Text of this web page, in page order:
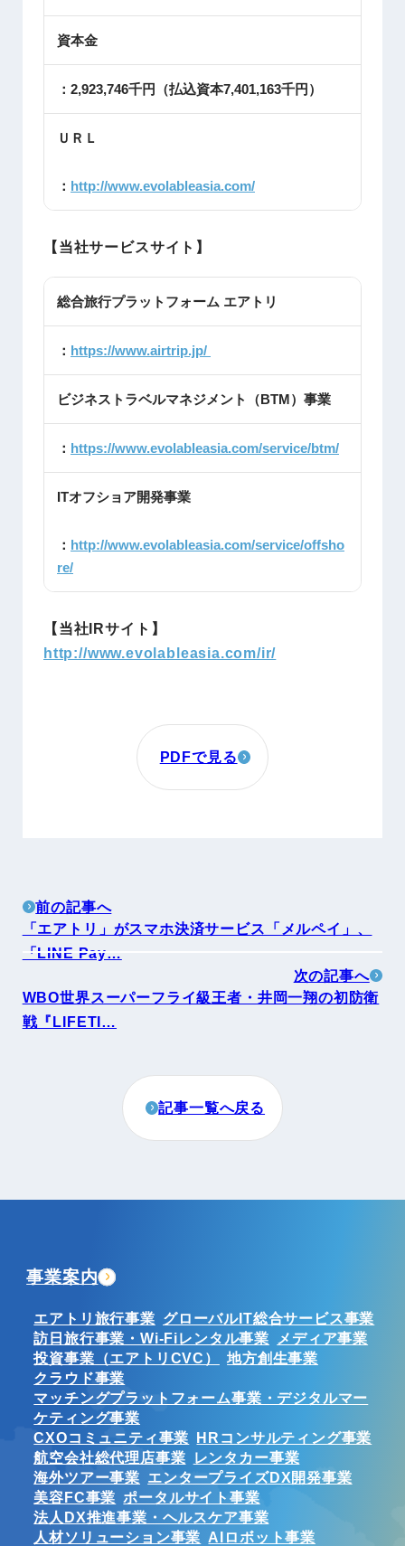
資本金
：2,923,746千円（払込資本7,401,163千円）
ＵＲＬ
： http://www.evolableasia.com/
【当社サービスサイト】
総合旅行プラットフォーム エアトリ
： https://www.airtrip.jp/
ビジネストラベルマネジメント（BTM）事業
： https://www.evolableasia.com/service/btm/
ITオフショア開発事業
： http://www.evolableasia.com/service/offsho
re/
【当社IRサイト】
http://www.evolableasia.com/ir/
PDFで見る
前の記事へ
「エアトリ」がスマホ決済サービス「メルペイ」、
「LINE Pay…
次の記事へ
WBO世界スーパーフライ級王者・井岡一翔の初防衛
戦『LIFETI…
記事一覧へ戻る
事業案内
エアトリ旅行事業 グローバルIT総合サービス事業
訪日旅行事業・Wi-Fiレンタル事業
メディア事業
投資事業（エアトリCVC）
地方創生事業
クラウド事業
マッチングプラットフォーム事業・デジタルマー
ケティング事業
CXOコミュニティ事業 HRコンサルティング事業
航空会社総代理店事業
レンタカー事業
海外ツアー事業 エンタープライズDX開発事業
美容FC事業 ポータルサイト事業
法人DX推進事業・ヘルスケア事業
人材ソリューション事業 AIロボット事業